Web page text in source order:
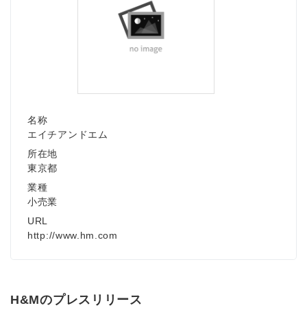
名称
エイチアンドエム
所在地
東京都
業種
小売業
URL
http://www.hm.com
H&Mのプレスリリース